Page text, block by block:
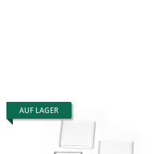
AUF LAGER